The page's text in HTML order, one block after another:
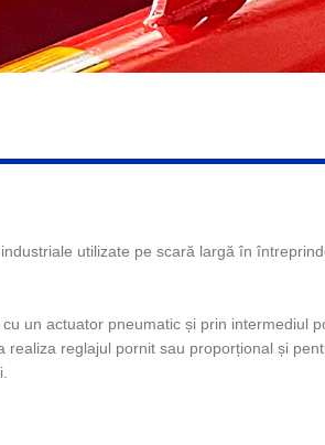
utilizate pe scară largă în
un actuator pneumatic și prin intermediul
reglajul pornit sau proporțional și